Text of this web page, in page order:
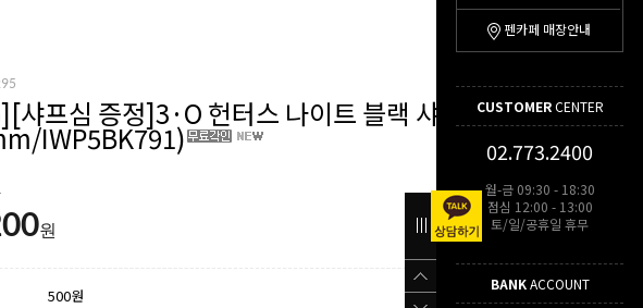
펜카페 매장안내
CUSTOMERCENTER
02.773.2400
월-금 09:30 - 18:30
점심 12:00 - 13:00
토/일/공휴일 휴무
BANKACCOUNT
샤프심 증정]3·O 헌터스 나이트 블랙 샤프
IWP5BK791)
원
500원